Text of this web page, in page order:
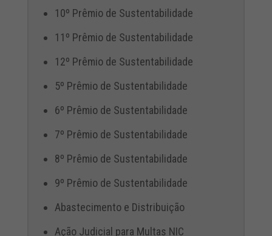
10º Prêmio de Sustentabilidade
11º Prêmio de Sustentabilidade
12º Prêmio de Sustentabilidade
5º Prêmio de Sustentabilidade
6º Prêmio de Sustentabilidade
7º Prêmio de Sustentabilidade
8º Prêmio de Sustentabilidade
9º Prêmio de Sustentabilidade
Abastecimento e Distribuição
Ação Judicial para Multas NIC